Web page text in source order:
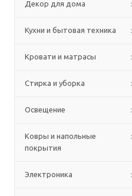
Декор для дома
Кухни и бытовая техника
Кровати и матрасы
Стирка и уборка
Освещение
Ковры и напольные
покрытия
Электроника